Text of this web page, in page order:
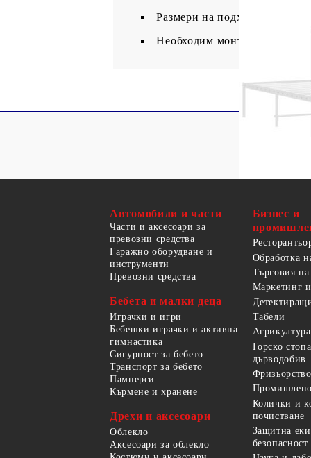
Размери на подходящ
Необходим монтаж: Да
Автомобили и части
Части и аксесоари за
превозни средства
Гаражно оборудване и
инструменти
Превозни средства
Бебета и малки деца
Играчки и игри
Бебешки играчки и активна
гимнастика
Сигурност за бебето
Транспорт за бебето
Памперси
Кърмене и хранене
Дрехи и аксесоари
Облекло
Аксесоари за облекло
Бизнес и
Обработка
Търговия
Маркетинг
Табели
Агрикултура
Горско
дърводобив
Колички и
почистване
Защитна